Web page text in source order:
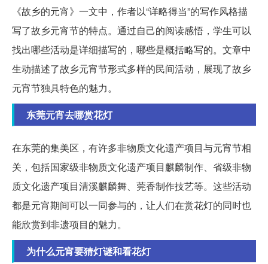
《故乡的元宵》一文中，作者以“详略得当”的写作风格描
写了故乡元宵节的特点。通过自己的阅读感悟，学生可以
找出哪些活动是详细描写的，哪些是概括略写的。文章中
生动描述了故乡元宵节形式多样的民间活动，展现了故乡
元宵节独具特色的魅力。
东莞元宵去哪赏花灯
在东莞的集美区，有许多非物质文化遗产项目与元宵节相
关，包括国家级非物质文化遗产项目麒麟制作、省级非物
质文化遗产项目清溪麒麟舞、莞香制作技艺等。这些活动
都是元宵期间可以一同参与的，让人们在赏花灯的同时也
能欣赏到非遗项目的魅力。
为什么元宵要猜灯谜和看花灯